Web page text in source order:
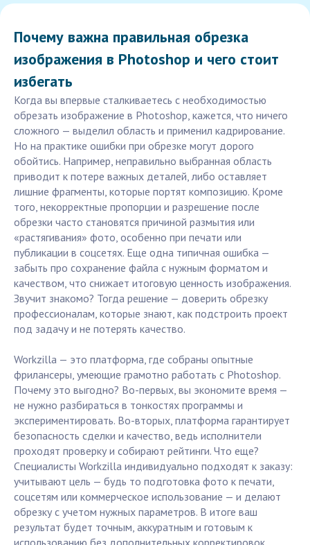
Почему важна правильная обрезка
изображения в Photoshop и чего стоит
избегать
Когда вы впервые сталкиваетесь с необходимостью
обрезать изображение в Photoshop, кажется, что ничего
сложного — выделил область и применил кадрирование.
Но на практике ошибки при обрезке могут дорого
обойтись. Например, неправильно выбранная область
приводит к потере важных деталей, либо оставляет
лишние фрагменты, которые портят композицию. Кроме
того, некорректные пропорции и разрешение после
обрезки часто становятся причиной размытия или
«растягивания» фото, особенно при печати или
публикации в соцсетях. Еще одна типичная ошибка —
забыть про сохранение файла с нужным форматом и
качеством, что снижает итоговую ценность изображения.
Звучит знакомо? Тогда решение — доверить обрезку
профессионалам, которые знают, как подстроить проект
под задачу и не потерять качество.
Workzilla — это платформа, где собраны опытные
фрилансеры, умеющие грамотно работать с Photoshop.
Почему это выгодно? Во-первых, вы экономите время —
не нужно разбираться в тонкостях программы и
экспериментировать. Во-вторых, платформа гарантирует
безопасность сделки и качество, ведь исполнители
проходят проверку и собирают рейтинги. Что еще?
Специалисты Workzilla индивидуально подходят к заказу:
учитывают цель — будь то подготовка фото к печати,
соцсетям или коммерческое использование — и делают
обрезку с учетом нужных параметров. В итоге ваш
результат будет точным, аккуратным и готовым к